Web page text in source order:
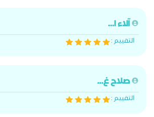
آلاء ا...
التقييم :
صلاح غ...
التقييم :